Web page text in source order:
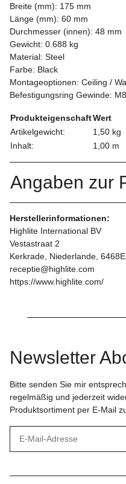
Breite (mm): 175 mm
Länge (mm): 60 mm
Durchmesser (innen): 48 mm
Gewicht: 0.688 kg
Material: Steel
Farbe: Black
Montageoptionen: Ceiling /
Befestigungsring Gewinde: M8
ProdukteigenschaftWert
Artikelgewicht:
1,50 kg
Inhalt:
1,00 m
Angaben zur
Herstellerinformationen:
Highlite International BV
Vestastraat 2
Kerkrade, Niederlande,
receptie@highlite.com
https://www.highlite.com/
Newsletter
Bitte senden Sie mir
regelmäßig und jederzeit
Produktsortiment per E-Mail